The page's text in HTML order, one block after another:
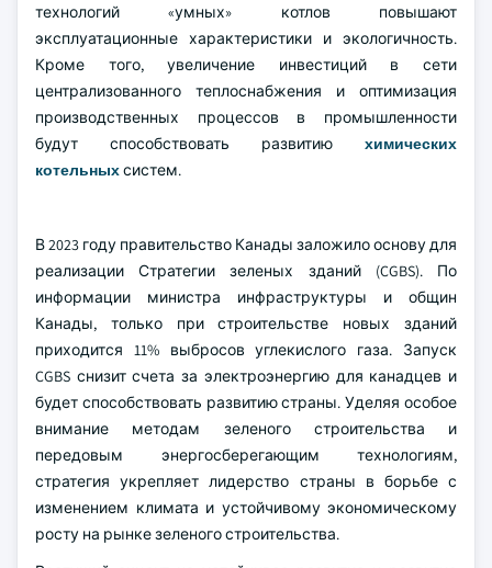
технологий «умных» котлов повышают
эксплуатационные характеристики и экологичность.
Кроме того, увеличение инвестиций в сети
централизованного теплоснабжения и оптимизация
производственных процессов в промышленности
будут способствовать развитию химических
котельныхсистем.
В 2023 году правительство Канады заложило основу для
реализации Стратегии зеленых зданий (CGBS). По
информации министра инфраструктуры и общин
Канады, только при строительстве новых зданий
приходится 11% выбросов углекислого газа. Запуск
CGBS снизит счета за электроэнергию для канадцев и
будет способствовать развитию страны. Уделяя особое
внимание методам зеленого строительства и
передовым энергосберегающим технологиям,
стратегия укрепляет лидерство страны в борьбе с
изменением климата и устойчивому экономическому
росту на рынке зеленого строительства.